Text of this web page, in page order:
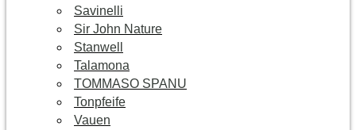
Savinelli
Sir John Nature
Stanwell
Talamona
TOMMASO SPANU
Tonpfeife
Vauen